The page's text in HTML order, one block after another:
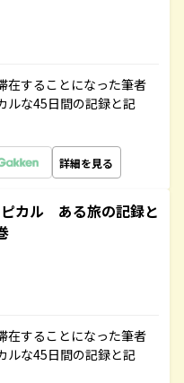
在することになった筆者
ルな45日間の記録と記
詳細を見る
カル ある旅の記録と
在することになった筆者
ルな45日間の記録と記